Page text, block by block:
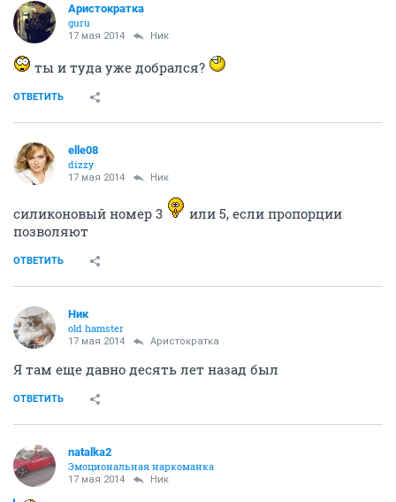
Аристократка
guru
17 мая 2014 Ник
ты и туда уже добрался?
ОТВЕТИТЬ
elle08
dizzy
17 мая 2014 Ник
силиконовый номер 3
или 5, если пропорции
позволяют
ОТВЕТИТЬ
Ник
old hamster
17 мая 2014 Аристократка
Я там еще давно десять лет назад был
ОТВЕТИТЬ
natalka2
Эмоциональная наркоманка
17 мая 2014 Ник